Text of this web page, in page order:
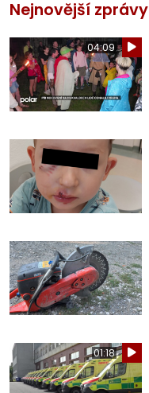
Nejnovější zprávy
04:09
01:18